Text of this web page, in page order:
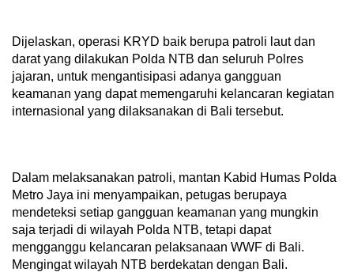
Dijelaskan, operasi KRYD baik berupa patroli laut dan
darat yang dilakukan Polda NTB dan seluruh Polres
jajaran, untuk mengantisipasi adanya gangguan
keamanan yang dapat memengaruhi kelancaran kegiatan
internasional yang dilaksanakan di Bali tersebut.
Dalam melaksanakan patroli, mantan Kabid Humas Polda
Metro Jaya ini menyampaikan, petugas berupaya
mendeteksi setiap gangguan keamanan yang mungkin
saja terjadi di wilayah Polda NTB, tetapi dapat
mengganggu kelancaran pelaksanaan WWF di Bali.
Mengingat wilayah NTB berdekatan dengan Bali.